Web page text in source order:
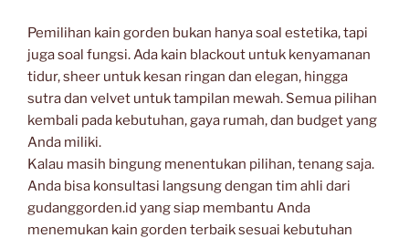
Pemilihan kain gorden bukan hanya soal estetika, tapi
juga soal fungsi. Ada kain blackout untuk kenyamanan
tidur, sheer untuk kesan ringan dan elegan, hingga
sutra dan velvet untuk tampilan mewah. Semua pilihan
kembali pada kebutuhan, gaya rumah, dan budget yang
Anda miliki.
Kalau masih bingung menentukan pilihan, tenang saja.
Anda bisa konsultasi langsung dengan tim ahli dari
gudanggorden.id yang siap membantu Anda
menemukan kain gorden terbaik sesuai kebutuhan